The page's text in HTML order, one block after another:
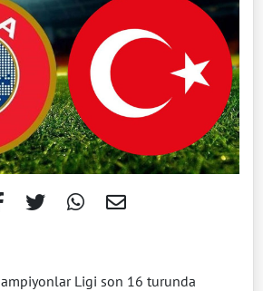
Ligi son 16 turunda